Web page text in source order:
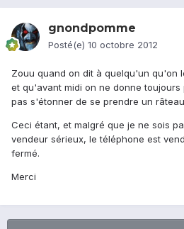
gnondpomme
Posté(e) 10 octobre 2012
Zouu quand on dit à quelqu'un qu'on
et qu'avant midi on ne donne
pas s'étonner de se prendre un râteau
Ceci étant, et malgré que je ne sois
vendeur sérieux, le téléphone est
fermé.
Merci